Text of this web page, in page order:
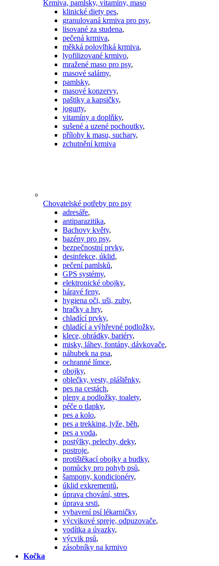
Krmiva, pamlsky, vitamíny, maso
klinické diety pes,
granulovaná krmiva pro psy,
lisované za studena,
pečená krmiva,
měkká polovlhká krmiva,
lyofilizované krmivo,
mražené maso pro psy,
masové salámy,
pamlsky,
masové konzervy,
paštiky a kapsičky,
jogurty,
vitamíny a doplňky,
sušené a uzené pochoutky,
přílohy k masu, suchary,
zchutnění krmiva
Chovatelské potřeby pro psy
adresáře,
antiparazitika,
Bachovy květy,
bazény pro psy,
bezpečnostní prvky,
desinfekce, úklid,
pečení pamlsků,
GPS systémy,
elektronické obojky,
háravé feny,
hygiena oči, uši, zuby,
hračky a hry,
chladící prvky,
chladící a výhřevné podložky,
klece, ohrádky, bariéry,
misky, láhev, fontány, dávkovače,
náhubek na psa,
ochranné límce,
obojky,
oblečky, vesty, pláštěnky,
pes na cestách,
pleny a podložky, toalety,
péče o tlapky,
pes a kolo,
pes a trekking, lyže, běh,
pes a voda,
postýlky, pelechy, deky,
postroje,
protištěkací obojky a budky,
pomůcky pro pohyb psů,
šampony, kondicionéry,
úklid exkrementů,
úprava chování, stres,
úprava srsti,
vybavení psí lékarničky,
výcvikové spreje, odpuzovače,
vodítka a úvazky,
výcvik psů,
zásobníky na krmivo
Kočka